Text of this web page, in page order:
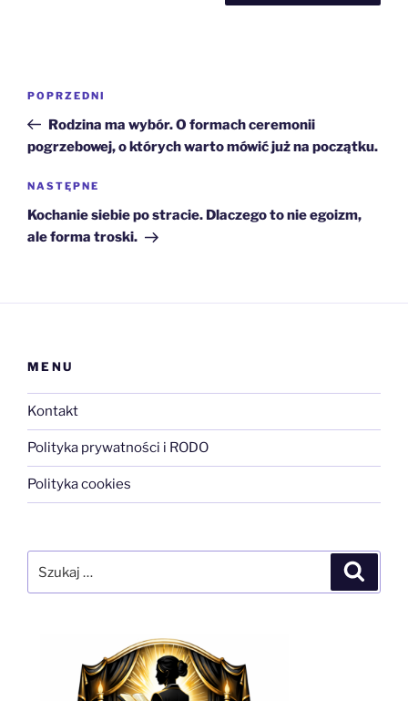
Poprzedni
wpis
POPRZEDNI
Rodzina ma wybór. O formach ceremonii
pogrzebowej, o których warto mówić już na początku.
Następny
wpis
NASTĘPNE
Kochanie siebie po stracie. Dlaczego to nie egoizm,
ale forma troski.
MENU
Kontakt
Polityka prywatności i RODO
Polityka cookies